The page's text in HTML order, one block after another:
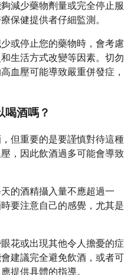
減少藥物劑量或完全停止服
保健提供者仔細監測。
或停止您的藥物時，會考慮
生活方式改變等因素。切勿
血壓可能導致嚴重併發症，
喝酒嗎？
但重要的是要謹慎對待這種
，因此飲酒過多可能會導致
的酒精攝入量不應超過一
要注意自己的感覺，尤其是
花或出現其他令人擔憂的症
建議完全避免飲酒，或者可
提供具體的指導。